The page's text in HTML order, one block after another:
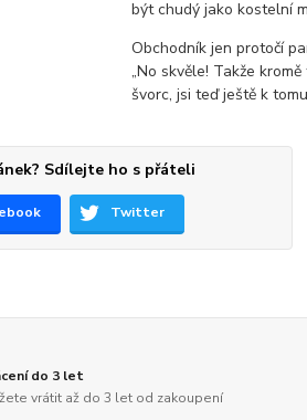
být chudý jako kostelní
Obchodník jen protočí
„No skvěle! Takže
švorc, jsi teď ještě k
Sdílejte ho s přáteli
Twitter
do 3 let
vrátit až do 3 let od zakoupení